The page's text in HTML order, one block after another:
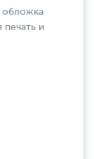
обложка
печать и